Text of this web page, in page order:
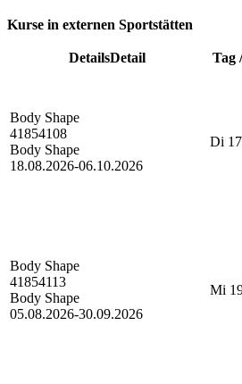
Kurse in externen Sportstätten
DetailsDetail Tag
Body Shape
41854108
Body Shape
18.08.2026-06.10.2026
Di
Body Shape
41854113
Body Shape
05.08.2026-30.09.2026
Mi